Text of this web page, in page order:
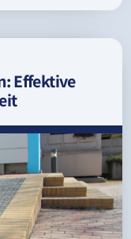
Effektive